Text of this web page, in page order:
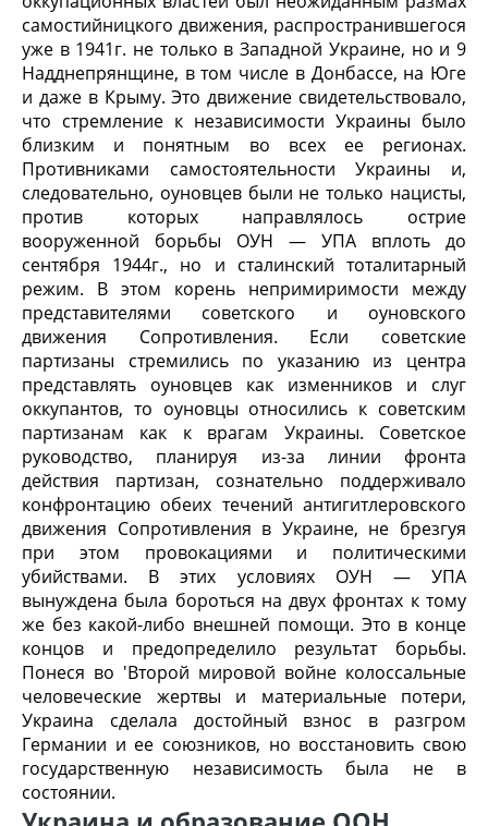
самостийницкого движения, распространившегося
уже в 1941г. не только в Западной Украине, но и 9
Надднепрянщине, в том числе в Донбассе, на Юге
и даже в Крыму. Это движение свидетельствовало,
что стремление к независимости Украины было
близким и понятным во всех ее регионах.
Противниками самостоятельности Украины и,
следовательно, оуновцев были не только нацисты,
против которых направлялось острие
вооруженной борьбы ОУН — УПА вплоть до
сентября 1944г., но и сталинский тоталитарный
режим. В этом корень непримиримости между
представителями советского и оуновского
движения Сопротивления. Если советские
партизаны стремились по указанию из центра
представлять оуновцев как изменников и слуг
оккупантов, то оуновцы относились к советским
партизанам как к врагам Украины. Советское
руководство, планируя из-за линии фронта
действия партизан, сознательно поддерживало
конфронтацию обеих течений антигитлеровского
движения Сопротивления в Украине, не брезгуя
при этом провокациями и политическими
убийствами. В этих условиях ОУН — УПА
вынуждена была бороться на двух фронтах к тому
же без какой-либо внешней помощи. Это в конце
концов и предопределило результат борьбы.
Понеся во 'Второй мировой войне колоссальные
человеческие жертвы и материальные потери,
Украина сделала достойный взнос в разгром
Германии и ее союзников, но восстановить свою
государственную независимость была не в
состоянии.